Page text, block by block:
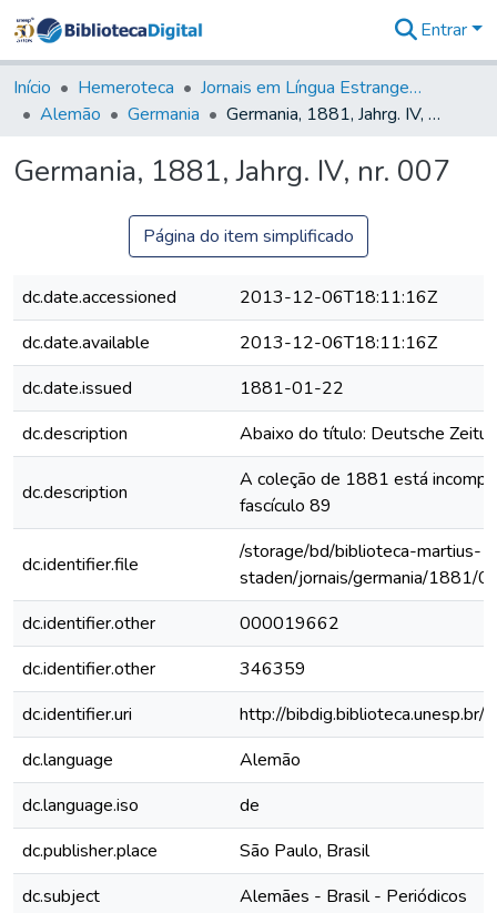
&
Coleções
Tudo na
Digital
Entrar
Início Hemeroteca
Jornais em Língua Estrangeira
Alemão
Germania Germania, 1881, Jahrg. IV, nr. 007
Germania, 1881, Jahrg. IV, nr. 007
Página do item simplificado
dc.date.accessioned
2013-12-06T18:11:16Z
dc.date.available
2013-12-06T18:11:16Z
dc.date.issued
1881-01-22
dc.description
Abaixo do título: Deutsche
dc.description
A coleção de 1881 está
fascículo 89
dc.identifier.file
/storage/bd/biblioteca-martius-
staden/jornais/germania/1881/
dc.identifier.other
000019662
dc.identifier.other
346359
dc.identifier.uri
http://
dc.language
Alemão
dc.language.iso
de
dc.publisher.place
São Paulo, Brasil
dc.subject
Alemães - Brasil - Periódicos